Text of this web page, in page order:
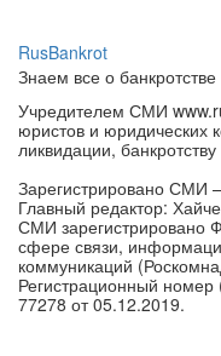
RusBankrot
Знаем все о банкротстве
Учредителем СМИ
юристов и юридических
ликвидации,
Зарегистрировано
Главный редактор:
СМИ зарегистрировано
сфере связи,
коммуникаций
Регистрационный
77278 от 05.12.2019.